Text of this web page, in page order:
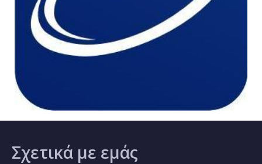
Σχετικά με εμάς